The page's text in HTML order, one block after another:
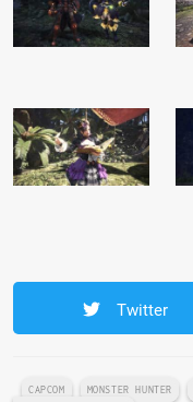
Twitter
CAPCOM MONSTER HUNTER